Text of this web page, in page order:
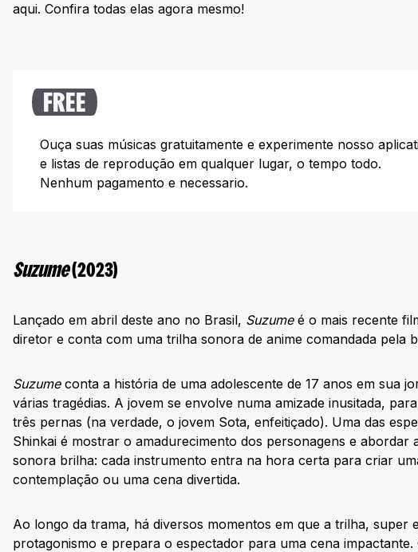
aqui. Confira todas elas agora mesmo!
FREE
Ouça suas músicas gratuitamente e experimente nosso
e listas de reprodução em qualquer lugar, o tempo todo.
Nenhum pagamento e necessario.
Suzume(2023)
Lançado em abril deste ano no Brasil, Suzumeé o mais recente
diretor e conta com uma trilha sonora de anime comandada pela
Suzume conta a história de uma adolescente de 17 anos em sua
várias tragédias. A jovem se envolve numa amizade inusitada,
três pernas (na verdade, o jovem Sota, enfeitiçado). Uma das
Shinkai é mostrar o amadurecimento dos personagens e abordar
sonora brilha: cada instrumento entra na hora certa para criar
contemplação ou uma cena divertida.
Ao longo da trama, há diversos momentos em que a trilha, super
protagonismo e prepara o espectador para uma cena